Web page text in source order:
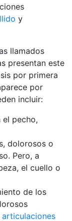
y
llamados
presentan este
por primera
por
incluir:
el pecho,
dolorosos o
Pero, a
el cuello o
de los
articulaciones